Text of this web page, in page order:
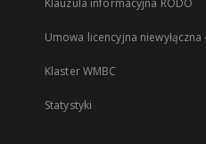
Klauzula informacyjna RODO
Umowa licencyjna niewyłączna
Klaster WMBC
Statystyki